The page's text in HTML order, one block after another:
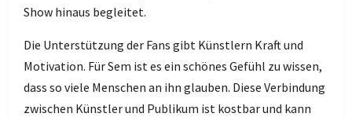
Show hinaus begleitet.
Die Unterstützung der Fans gibt Künstlern Kraft und
Motivation. Für Sem ist es ein schönes Gefühl zu wissen,
dass so viele Menschen an ihn glauben. Diese Verbindung
zwischen Künstler und Publikum ist kostbar und kann